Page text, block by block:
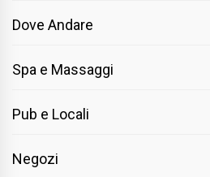
Dove Andare
Spa e Massaggi
Pub e Locali
Negozi